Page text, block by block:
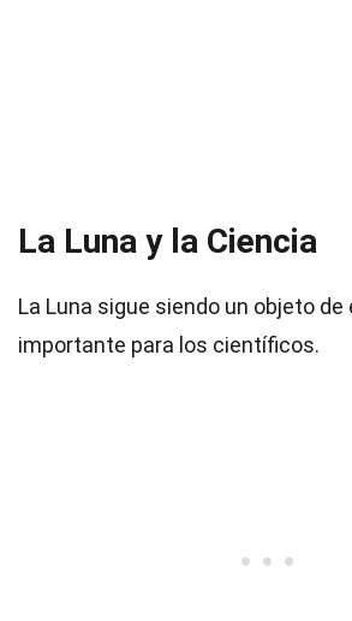
La Luna y la Ciencia
La Luna sigue siendo un objeto
importante para los científicos.